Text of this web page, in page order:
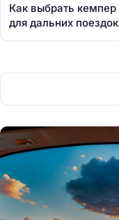
Как выбрать кемпер
для дальних поездок